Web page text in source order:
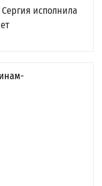
исполнила